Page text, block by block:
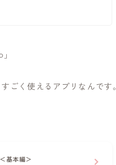
ごく使えるアプリなんです。
基本編＞